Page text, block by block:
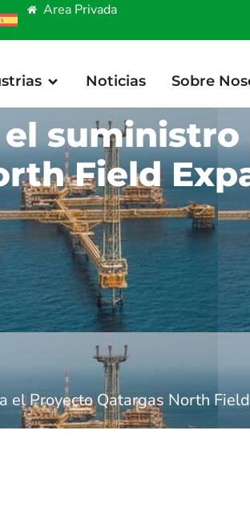
Area Privada
Noticias Sobre
suministro
Field
el Proyecto Qatargas North